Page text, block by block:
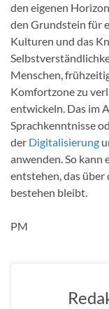
den eigenen
den Grundstein für
Kulturen und das
Menschen,
Komfortzone zu
entwickeln. Das im
Sprachkenntnisse
der Digitalisierung
anwenden. So
entstehen, das
bestehen bleibt.
PM